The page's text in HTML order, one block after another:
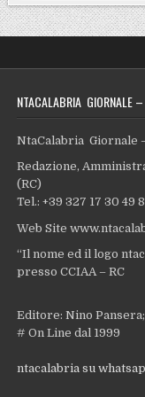
NTACALABRIA GIORNALE
NtaCalabria Giornale
Redazione,
(RC)
Tel.: +39 327 17 30 49 8
Web Site
“Il nome ed il logo
presso CCIAA – RC
Editore: Nino
# On Line dal 1999
ntacalabria su